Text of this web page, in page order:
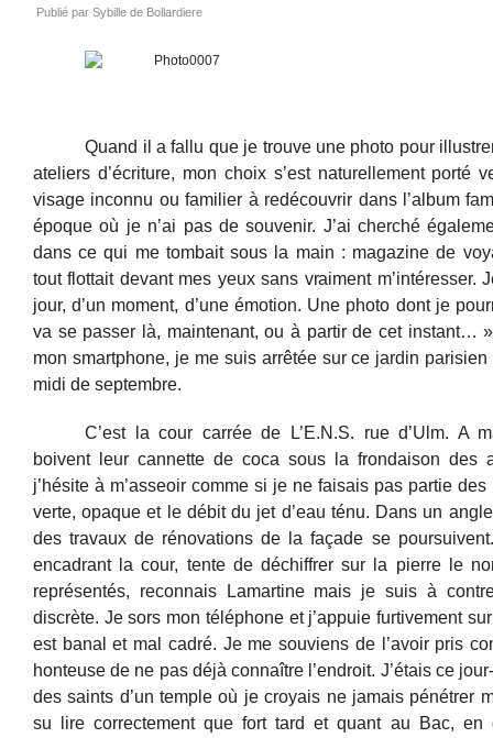
Publié par Sybille de Bollardiere
Quand il a fallu que je trouve une photo pour
ateliers d’écriture, mon choix s’est naturellement porté
visage inconnu ou familier à redécouvrir dans l’album
époque où je n’ai pas de souvenir. J’ai cherché
dans ce qui me tombait sous la main : magazine de
tout flottait devant mes yeux sans vraiment m’intéresser.
jour, d’un moment, d’une émotion. Une photo dont je
va se passer là, maintenant, ou à partir de cet instant…
mon smartphone, je me suis arrêtée sur ce jardin
midi de septembre.
C’est la cour carrée de L’E.N.S. rue d’Ulm. A
boivent leur cannette de coca sous la frondaison des
j’hésite à m’asseoir comme si je ne faisais pas partie
verte, opaque et le débit du jet d’eau ténu. Dans un
des travaux de rénovations de la façade se
encadrant la cour, tente de déchiffrer sur la pierre le
représentés, reconnais Lamartine mais je suis à
discrète. Je sors mon téléphone et j’appuie furtivement
est banal et mal cadré. Je me souviens de l’avoir pris
honteuse de ne pas déjà connaître l’endroit. J’étais ce
des saints d’un temple où je croyais ne jamais pénétrer
su lire correctement que fort tard et quant au Bac, en